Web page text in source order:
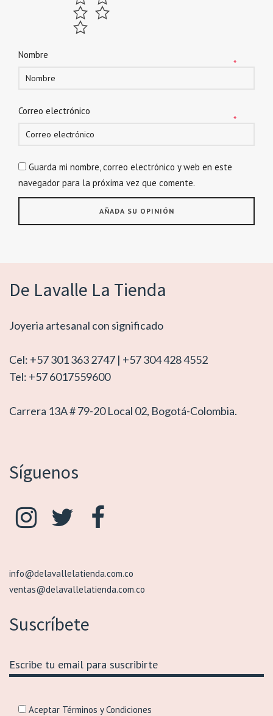
Nombre
*
Correo electrónico
*
Guarda mi nombre, correo electrónico y web en este
navegador para la próxima vez que comente.
De Lavalle La Tienda
Joyeria artesanal con significado
Cel: +57 301 363 2747 | +57 304 428 4552
Tel: +57 6017559600
Carrera 13A # 79-20 Local 02, Bogotá-Colombia.
Síguenos
info@delavallelatienda.com.co
ventas@delavallelatienda.com.co
Suscríbete
Aceptar Términos y Condiciones